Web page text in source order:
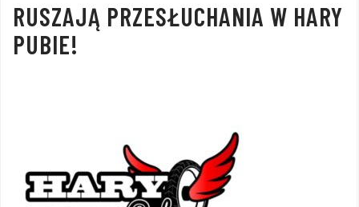
RUSZAJĄ PRZESŁUCHANIA W HARY
PUBIE!